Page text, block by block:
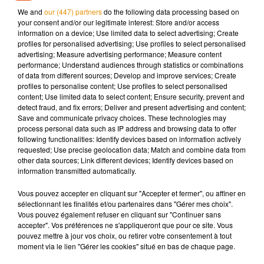
Des politiques de tous bords ont dénoncé le rôle de censeurs
pris par des entreprises privées dans un espace numérique
que certains estiment devenu public.
Le premier secrétaire du PS Olivier Faureconsidère que le
danger est qu'"un patron d'une entreprise qui a une
situation de quasi-monopole puisse décider seul du droit
d'expression"avant de s'en prendre à la"loi Avia":"rien ne
serait pire que d'avoir""des plates-formes qui par excès de
précaution en viennent à censurer".
Le chef de file de LFI Jean-Luc Mélenchon a également
protesté alors que la présidente du Rassemblement national
démocratique de la part de grands groupes privés qui
considèrent aujourd'hui qu'ils ont plus de pouvoir, et c'est
probablement vrai, qu'un État".
We and our (447) partnersdo the following data processing based on
your consent and/or our legitimate interest: Store and/or access
information on a device; Use limited data to select advertising; Create
profiles for personalised advertising; Use profiles to select personalised
advertising; Measure advertising performance; Measure content
performance; Understand audiences through statistics or combinations
of data from different sources; Develop and improve services; Create
profiles to personalise content; Use profiles to select personalised
content; Use limited data to select content; Ensure security, prevent and
detect fraud, and fix errors; Deliver and present advertising and content;
Save and communicate privacy choices. These technologies may
process personal data such as IP address and browsing data to offer
following functionalities: Identify devices based on information actively
requested; Use precise geolocation data; Match and combine data from
other data sources; Link different devices; Identify devices based on
information transmitted automatically.
Vous pouvez accepter en cliquant sur "Accepter et fermer", ou affiner en
sélectionnant les finalités et/ou partenaires dans "Gérer mes choix".
Vous pouvez également refuser en cliquant sur "Continuer sans
accepter". Vos préférences ne s'appliqueront que pour ce site. Vous
pouvez mettre à jour vos choix, ou retirer votre consentement à tout
moment via le lien "Gérer les cookies" situé en bas de chaque page.